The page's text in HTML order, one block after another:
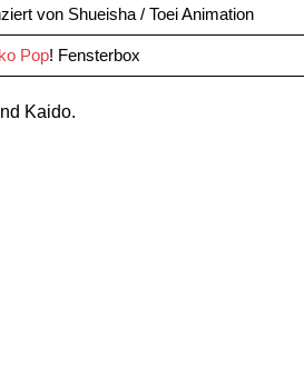
von Shueisha / Toei Animation
Pop! Fensterbox
Kaido.